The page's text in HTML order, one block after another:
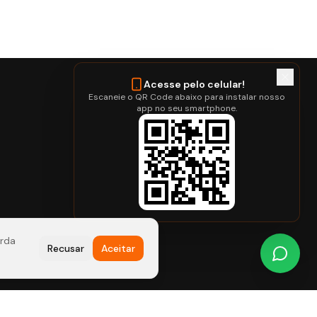
Contato
+55 (51) 99351-2127
fernanda@imoveisfl.com.br
Rua Tobias Barreto, 361 – Estância Velha –
Recusar Aceitar
Acesse pelo celular!
Escaneie o QR Code abaixo para instalar nosso
app no seu smartphone.